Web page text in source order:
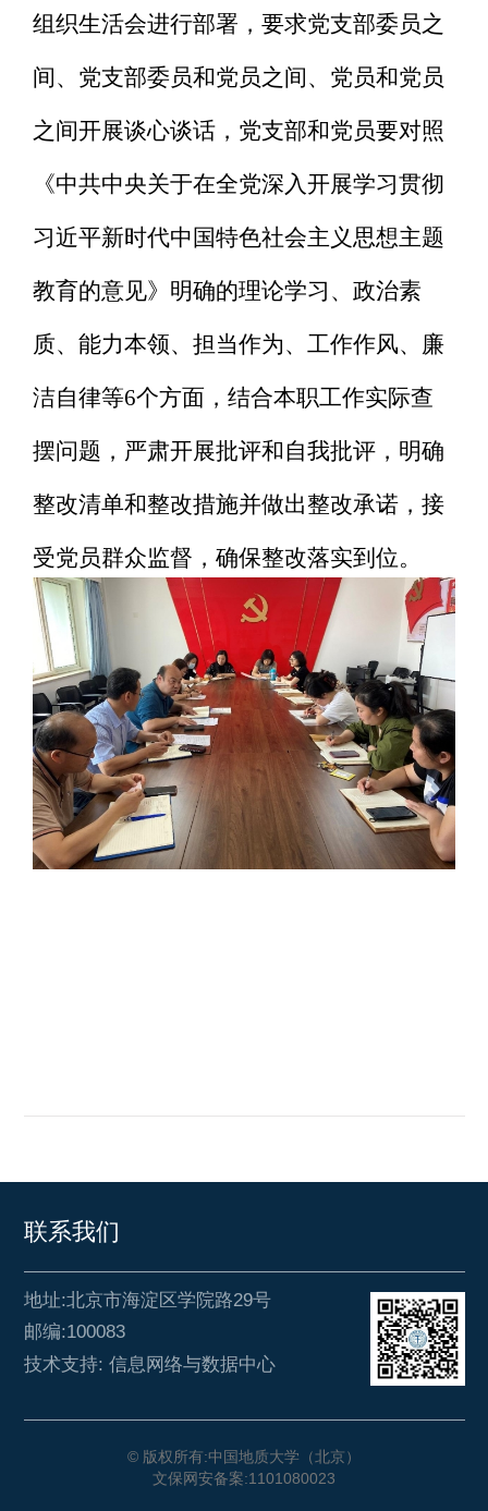
组织生活会进行部署，要求党支部委员之
间、党支部委员和党员之间、党员和党员
之间开展谈心谈话，党支部和党员要对照
《中共中央关于在全党深入开展学习贯彻
习近平新时代中国特色社会主义思想主题
教育的意见》明确的理论学习、政治素
质、能力本领、担当作为、工作作风、廉
洁自律等6个方面，结合本职工作实际查
摆问题， 严肃开展批评和自我批评， 明确
整改清单和整改措施并做出整改承诺，接
受党员群众监督，确保整改落实到位。
联系我们
地址:北京市海淀区学院路29号
邮编:100083
技术支持: 信息网络与数据中心
© 版权所有:中国地质大学（北京）
文保网安备案:1101080023